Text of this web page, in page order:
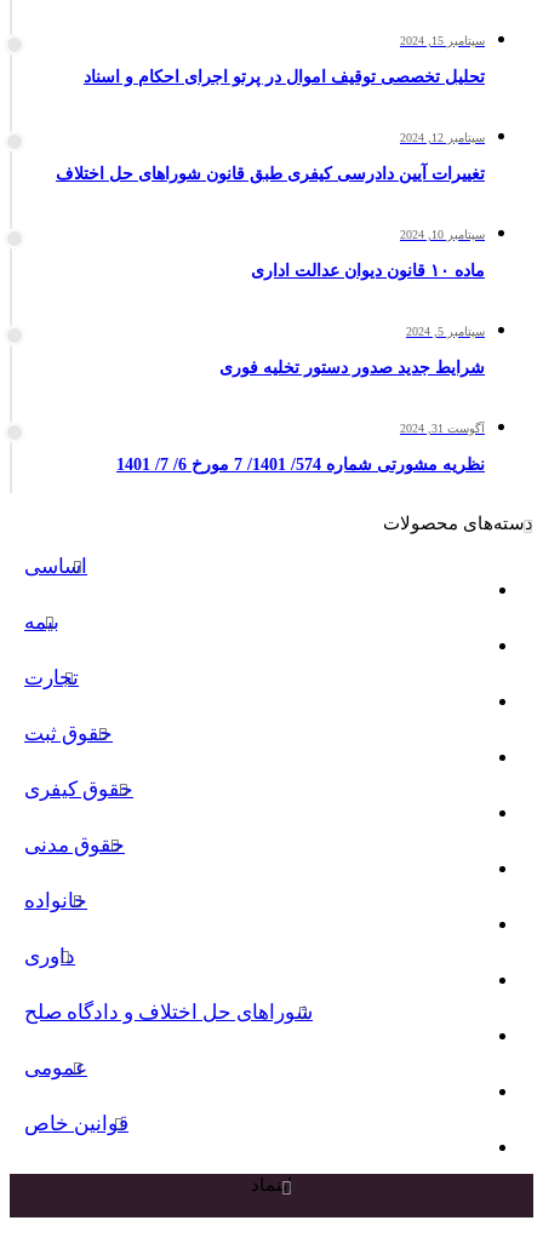
سپتامبر 15, 2024
تحلیل تخصصی توقیف اموال در پرتو اجرای احکام و اسناد
سپتامبر 12, 2024
تغییرات آیین دادرسی کیفری طبق قانون شوراهای حل اختلاف
سپتامبر 10, 2024
ماده ۱۰ قانون دیوان عدالت اداری
سپتامبر 5, 2024
شرایط جدید صدور دستور تخلیه فوری
آگوست 31, 2024
نظریه مشورتی شماره 574/ 1401/ 7 مورخ 6/ 7/ 1401
دسته‌های محصولات
اساسی
بیمه
تجارت
حقوق ثبت
حقوق کیفری
حقوق مدنی
خانواده
داوری
شوراهای حل اختلاف و دادگاه صلح
عمومی
قوانین خاص
اینماد